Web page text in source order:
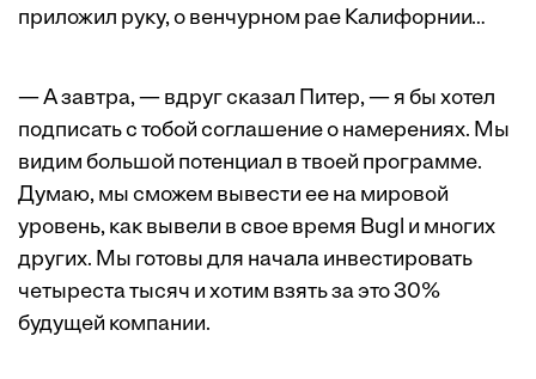
приложил руку, о венчурном рае Калифорнии…
— А завтра, — вдруг сказал Питер, — я бы хотел
подписать с тобой соглашение о намерениях. Мы
видим большой потенциал в твоей программе.
Думаю, мы сможем вывести ее на мировой
уровень, как вывели в свое время Bugl и многих
других. Мы готовы для начала инвестировать
четыреста тысяч и хотим взять за это 30%
будущей компании.